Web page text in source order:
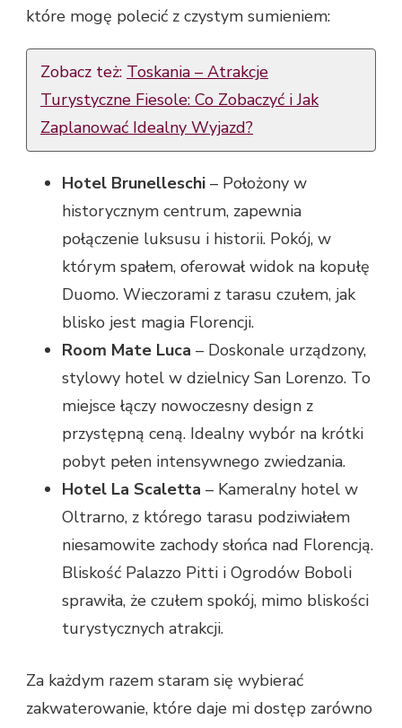
które mogę polecić z czystym sumieniem:
Zobacz też: Toskania – Atrakcje
Turystyczne Fiesole: Co Zobaczyć i Jak
Zaplanować Idealny Wyjazd?
Hotel Brunelleschi – Położony w
historycznym centrum, zapewnia
połączenie luksusu i historii. Pokój, w
którym spałem, oferował widok na kopułę
Duomo. Wieczorami z tarasu czułem, jak
blisko jest magia Florencji.
Room Mate Luca – Doskonale urządzony,
stylowy hotel w dzielnicy San Lorenzo. To
miejsce łączy nowoczesny design z
przystępną ceną. Idealny wybór na krótki
pobyt pełen intensywnego zwiedzania.
Hotel La Scaletta – Kameralny hotel w
Oltrarno, z którego tarasu podziwiałem
niesamowite zachody słońca nad Florencją.
Bliskość Palazzo Pitti i Ogrodów Boboli
sprawiła, że czułem spokój, mimo bliskości
turystycznych atrakcji.
Za każdym razem staram się wybierać
zakwaterowanie, które daje mi dostęp zarówno